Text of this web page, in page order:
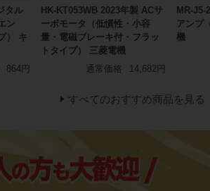
タル
ン
） キ
864円
HK-KT053WB 2023年製 ACサ
ーボモータ（低慣性・小容
量・電磁ブレーキ付・フラッ
トタイプ） 三菱電機
通常価格
14,682円
MR-J5-
アンプ
機
すべてのおすすめ商品を見る